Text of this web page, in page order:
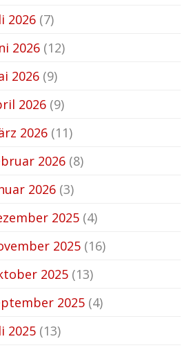
2026 (7)
2026 (12)
2026 (9)
2026 (9)
2026 (11)
2026 (8)
2026 (3)
2025 (4)
2025 (16)
2025 (13)
2025 (4)
2025 (13)